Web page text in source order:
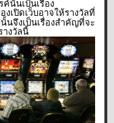
ค์นั้นเป็นเรื่อง
งเปิดเว็บอาจให้รางวัลที่
นจึงเป็นเรื่องสำคัญที่จะ
างวัลนี้